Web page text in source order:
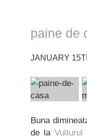
paine de
JANUARY
Buna
de laVulturul